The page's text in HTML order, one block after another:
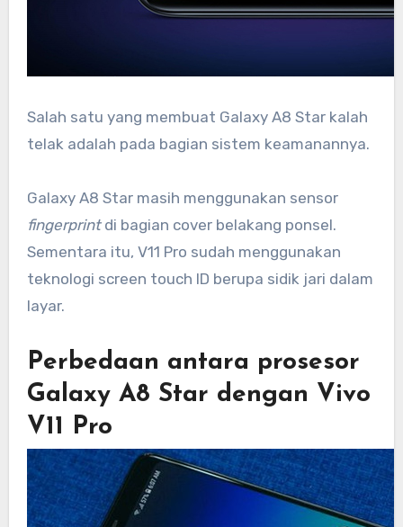
Salah satu yang membuat Galaxy A8 Star kalah
telak adalah pada bagian sistem keamanannya.
Galaxy A8 Star masih menggunakan sensor
fingerprint di bagian cover belakang ponsel.
Sementara itu, V11 Pro sudah menggunakan
teknologi screen touch ID berupa sidik jari dalam
layar.
Perbedaan antara prosesor
Galaxy A8 Star dengan Vivo
V11 Pro